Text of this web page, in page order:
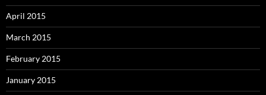
April 2015
March 2015
February 2015
January 2015